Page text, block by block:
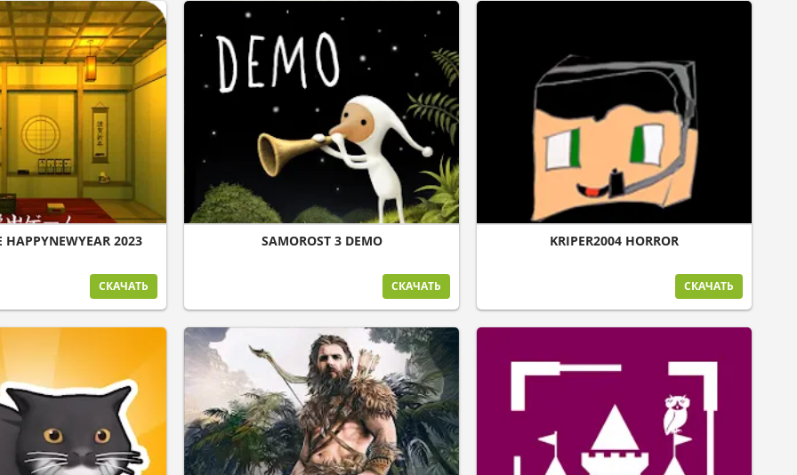
HAPPYNEWYEAR 2023
СКАЧАТЬ
SAMOROST 3 DEMO
СКАЧАТЬ
KRIPER2004 HORROR
СКАЧАТЬ